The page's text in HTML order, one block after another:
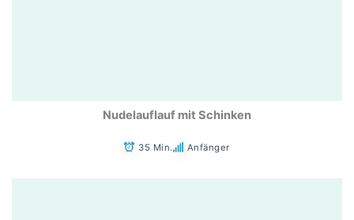
Nudelauflauf mit Schinken
35 Min. Anfänger